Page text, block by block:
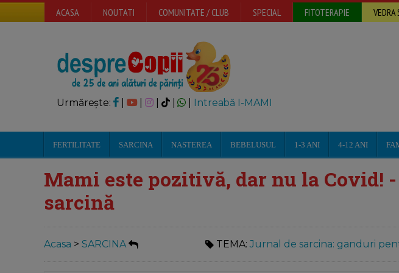
ACASA NOUTATI COMUNITATE / CLUB SPECIAL FITOTERAPIE VEDRA
Urmărește: | | Intreabă I-MAMI
FERTILITATE SARCINA NASTEREA BEBELUSUL 1-3 ANI 4-12 ANI
Mami este pozitivă, dar nu la Covid!
sarcină
Acasa > SARCINA TEMA: Jurnal de sarcina: ganduri